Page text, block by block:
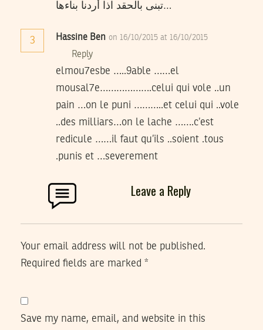
تبنى بالحقد اذا أردنا بناءها…
3 Hassine Ben on 16/10/2015 at 16/10/2015
Reply
elmou7esbe …..9able ……el
mousal7e……………….celui qui vole ..un
pain …on le puni ………..et celui qui ..vole
..des milliars…on le lache …….c’est
redicule ……il faut qu’ils ..soient .tous
.punis et …severement
Leave a Reply
Your email address will not be published.
Required fields are marked *
Save my name, email, and website in this